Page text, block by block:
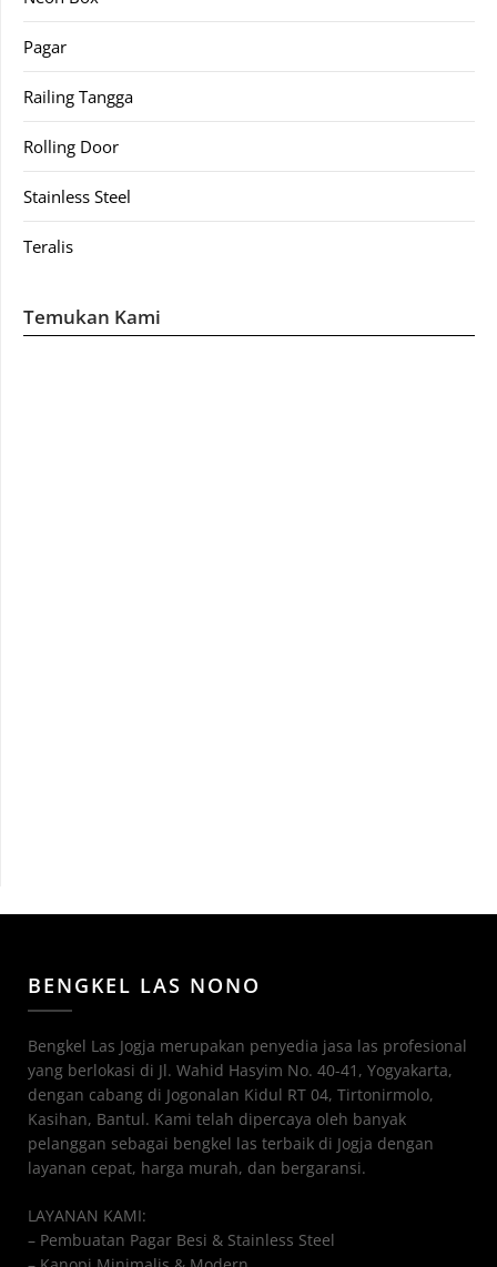
Pagar
Railing Tangga
Rolling Door
Stainless Steel
Teralis
Temukan Kami
BENGKEL LAS NONO
Bengkel Las Jogja merupakan penyedia jasa las profesional
yang berlokasi di Jl. Wahid Hasyim No. 40-41, Yogyakarta,
dengan cabang di Jogonalan Kidul RT 04, Tirtonirmolo,
Kasihan, Bantul. Kami telah dipercaya oleh banyak
pelanggan sebagai bengkel las terbaik di Jogja dengan
layanan cepat, harga murah, dan bergaransi.
LAYANAN KAMI:
– Pembuatan Pagar Besi & Stainless Steel